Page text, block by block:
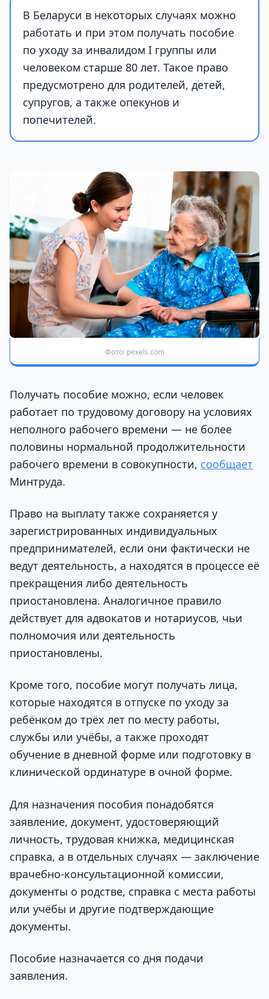
В Беларуси в некоторых случаях можно
работать и при этом получать пособие
по уходу за инвалидом I группы или
человеком старше 80 лет. Такое право
предусмотрено для родителей, детей,
супругов, а также опекунов и
попечителей.
Фото: pexels.com
Получать пособие можно, если человек
работает по трудовому договору на условиях
неполного рабочего времени — не более
половины нормальной продолжительности
рабочего времени в совокупности, сообщает
Минтруда.
Право на выплату также сохраняется у
зарегистрированных индивидуальных
предпринимателей, если они фактически не
ведут деятельность, а находятся в процессе её
прекращения либо деятельность
приостановлена. Аналогичное правило
действует для адвокатов и нотариусов, чьи
полномочия или деятельность
приостановлены.
Кроме того, пособие могут получать лица,
которые находятся в отпуске по уходу за
ребёнком до трёх лет по месту работы,
службы или учёбы, а также проходят
обучение в дневной форме или подготовку в
клинической ординатуре в очной форме.
Для назначения пособия понадобятся
заявление, документ, удостоверяющий
личность, трудовая книжка, медицинская
справка, а в отдельных случаях — заключение
врачебно-консультационной комиссии,
документы о родстве, справка с места работы
или учёбы и другие подтверждающие
документы.
Пособие назначается со дня подачи
заявления.